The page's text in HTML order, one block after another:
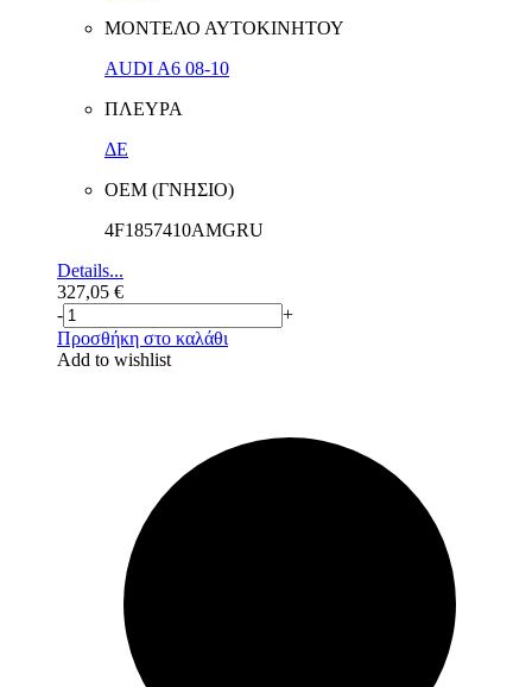
ΜΟΝΤΕΛΟ ΑΥΤΟΚΙΝΗΤΟΥ
AUDI A6 08-10
ΠΛΕΥΡΑ
ΔΕ
ΟΕΜ (ΓΝΗΣΙΟ)
4F1857410AMGRU
Details...
327,05 €
-
+
Προσθήκη στο καλάθι
Add to wishlist